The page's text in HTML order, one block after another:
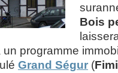
Bois
programme
Grand Ségur (